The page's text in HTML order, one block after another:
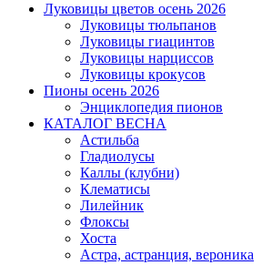
Луковицы цветов осень 2026
Луковицы тюльпанов
Луковицы гиацинтов
Луковицы нарциссов
Луковицы крокусов
Пионы осень 2026
Энциклопедия пионов
КАТАЛОГ ВЕСНА
Астильба
Гладиолусы
Каллы (клубни)
Клематисы
Лилейник
Флоксы
Хоста
Астра, астранция, вероника